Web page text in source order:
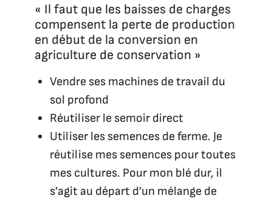
« Il faut que les baisses de charges
compensent la perte de production
en début de la conversion en
agriculture de conservation »
Vendre ses machines de travail du
sol profond
Réutiliser le semoir direct
Utiliser les semences de ferme. Je
réutilise mes semences pour toutes
mes cultures. Pour mon blé dur, il
s’agit au départ d’un mélange de